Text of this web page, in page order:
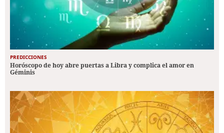
PREDICCIONES
Horóscopo de hoy abre puertas a Libra y complica el amor en
Géminis